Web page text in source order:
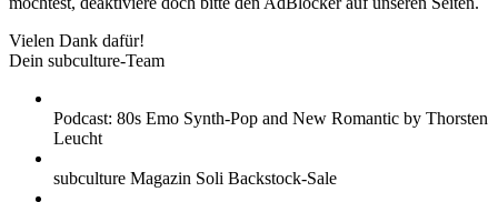
Vielen Dank dafür!
Dein subculture-Team
Podcast: 80s Emo Synth-Pop and New Romantic by Thorsten
Leucht
subculture Magazin Soli Backstock-Sale